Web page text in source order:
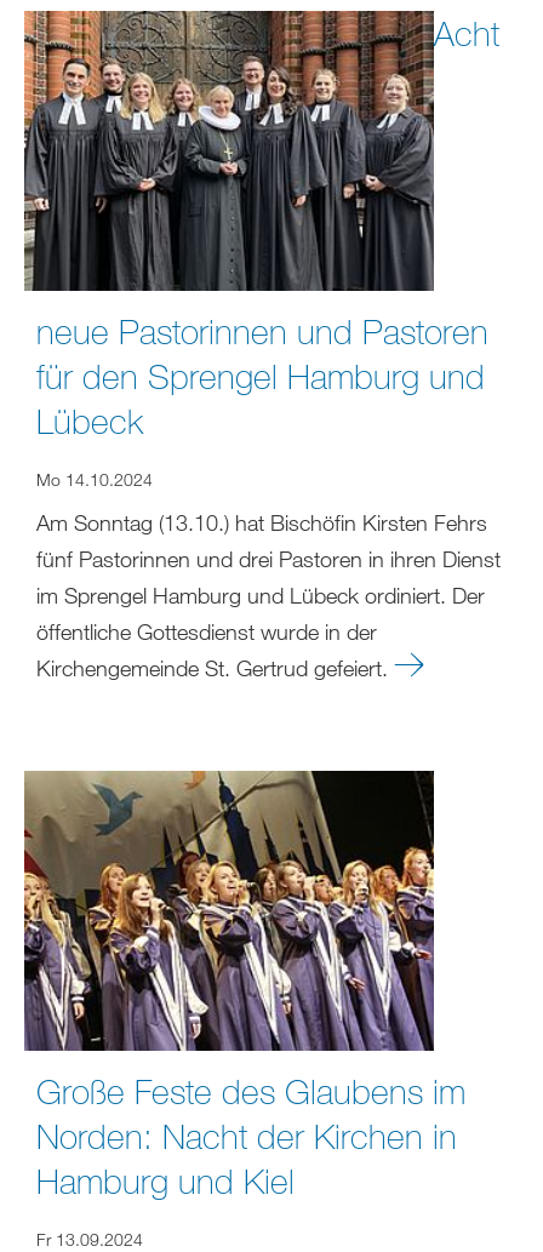
Acht
neue Pastorinnen und Pastoren
für den Sprengel Hamburg und
Lübeck
Mo 14.10.2024
Am Sonntag (13.10.) hat Bischöfin Kirsten Fehrs
fünf Pastorinnen und drei Pastoren in ihren Dienst
im Sprengel Hamburg und Lübeck ordiniert. Der
öffentliche Gottesdienst wurde in der
Kirchengemeinde St. Gertrud gefeiert.
Große Feste des Glaubens im
Norden: Nacht der Kirchen in
Hamburg und Kiel
Fr 13.09.2024